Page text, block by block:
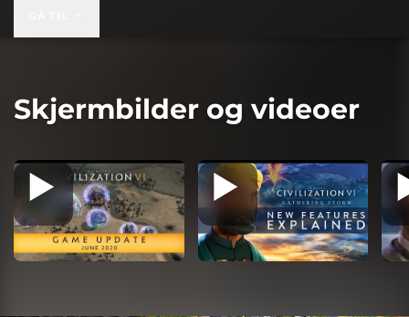
Skjermbilder og videoer